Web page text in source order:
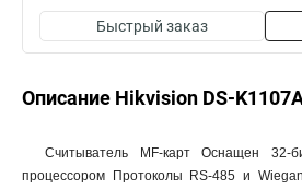
Быстрый заказ
Описание Hikvision DS-
Считыватель MF-карт Оснащен 32-
процессором Протоколы RS-485 и